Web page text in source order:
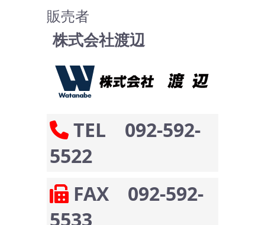
販売者
株式会社渡辺
TEL 092-592-
5522
FAX 092-592-
5533